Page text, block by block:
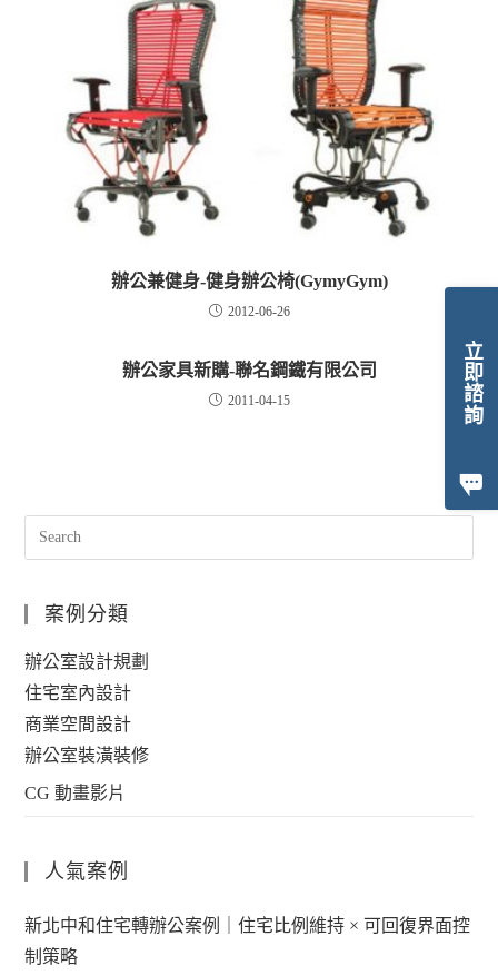
立即諮詢
辦公兼健身-健身辦公椅(GymyGym)
2012-06-26
辦公家具新購-聯名鋼鐵有限公司
2011-04-15
案例分類
辦公室設計規劃
住宅室內設計
商業空間設計
辦公室裝潢裝修
CG 動畫影片
人氣案例
新北中和住宅轉辦公案例｜住宅比例維持 × 可回復界面控
制策略